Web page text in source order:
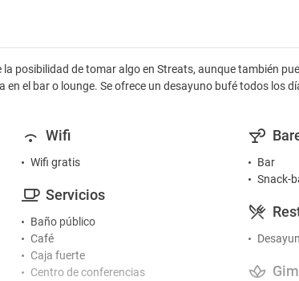
posibilidad de tomar algo en Streats, aunque también
el bar o lounge. Se ofrece un desayuno bufé todos los
Wifi
Wifi gratis
Servicios
Baño público
Café
Caja fuerte
Centro de conferencias
Bar
Snack-